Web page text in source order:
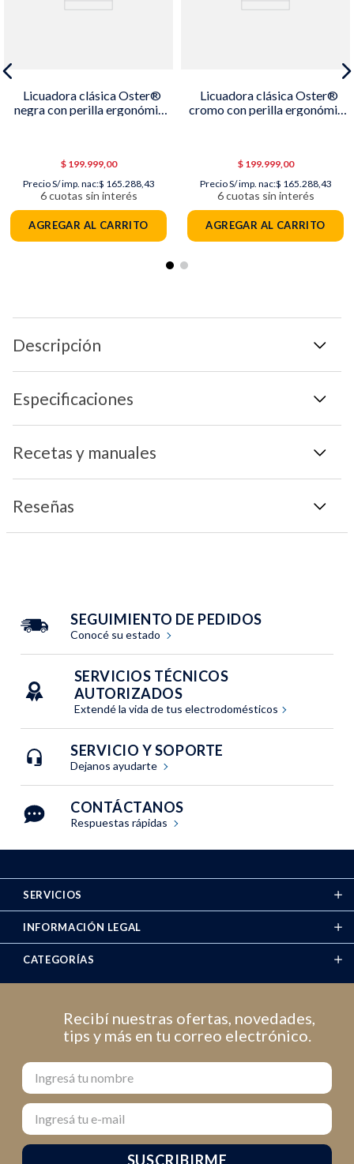
Licuadora clásica Oster®
negra con perilla ergonómica
$ 199.999,00
Precio S/ imp. nac:$ 165.288,43
6cuotas sin interés
AGREGAR AL CARRITO
Licuadora clásica Oster®
cromo con perilla ergonómica
$ 199.999,00
Precio S/ imp. nac:$ 165.288,43
6cuotas sin interés
AGREGAR AL CARRITO
Descripción
Especificaciones
Recetas y manuales
Reseñas
SEGUIMIENTO DE PEDIDOS
Conocé su estado
SERVICIOS TÉCNICOS
AUTORIZADOS
Extendé la vida de tus electrodomésticos
SERVICIO Y SOPORTE
Dejanos ayudarte
CONTÁCTANOS
Respuestas rápidas
SERVICIOS
INFORMACIÓN LEGAL
CATEGORÍAS
Recibí nuestras ofertas, novedades,
tips y más en tu correo electrónico.
Nombre
Email
SUSCRIBIRME